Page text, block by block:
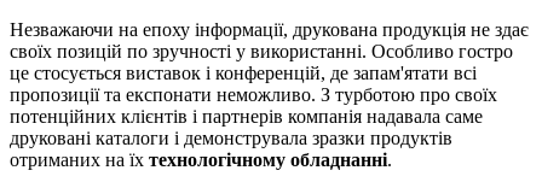
Незважаючи на епоху інформації, друкована продукція не здає
своїх позицій по зручності у використанні. Особливо гостро
це стосується виставок і конференцій, де запам'ятати всі
пропозиції та експонати неможливо. З турботою про своїх
потенційних клієнтів і партнерів компанія надавала саме
друковані каталоги і демонструвала зразки продуктів
отриманих на їх технологічному обладнанні.